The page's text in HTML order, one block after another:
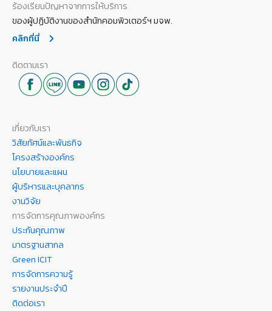
ร้องเรียนปัญหาจากการให้บริการ
ของผู้ปฏิบัติงานของสำนักคอมพิวเตอร์ฯ มจพ.
คลิกที่นี่
ติดตามเรา
เกี่ยวกับเรา
วิสัยทัศน์และพันธกิจ
โครงสร้างองค์กร
นโยบายและแผน
ผู้บริหารและบุคลากร
งานวิจัย
การจัดการคุณภาพองค์กร
ประกันคุณภาพ
มาตรฐานสากล
Green ICIT
การจัดการความรู้
รายงานประจำปี
ติดต่อเรา